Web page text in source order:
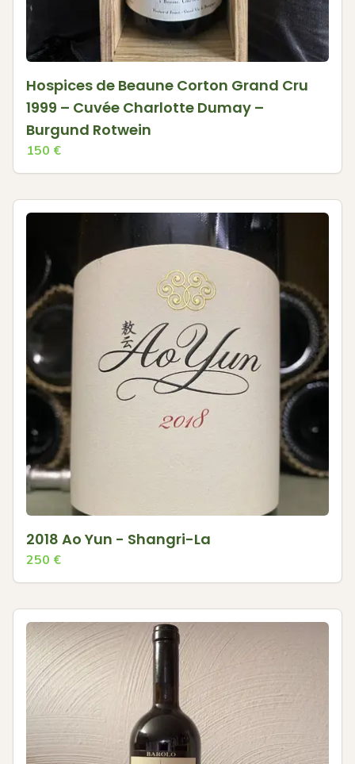
Hospices de Beaune Corton Grand Cru
1999 – Cuvée Charlotte Dumay –
Burgund Rotwein
150 €
2018 Ao Yun - Shangri-La
250 €